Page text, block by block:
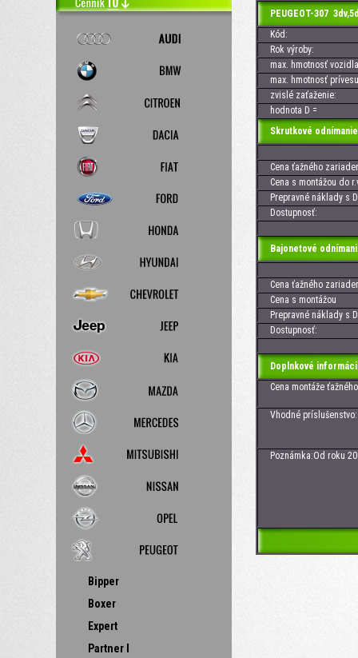
Bipper
Boxer
Expert
Partner I
PEUGEOT-307
Kód:
Rok výroby:
max. hmotnosť
max. hmotnosť
zvislé zaťaženie:
hodnota D =
Skrutkové
Cena ťažného
Cena s montážou do
Prepravné náklady s
Dostupnosť:
Bajonetové
Cena ťažného
Cena s montážou
Prepravné náklady s
Dostupnosť:
Doplnkové
Cena montáže
Vhodné príslušenstvo:
Poznámka:Od roku